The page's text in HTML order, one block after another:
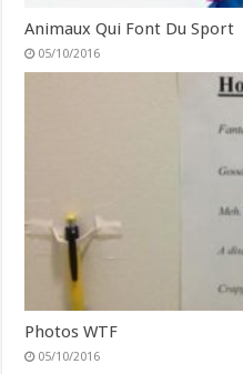
Animaux Qui Font Du Sport
05/10/2016
Photos WTF
05/10/2016